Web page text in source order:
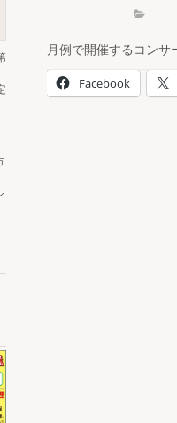
月例で開催するコンサ
Facebook